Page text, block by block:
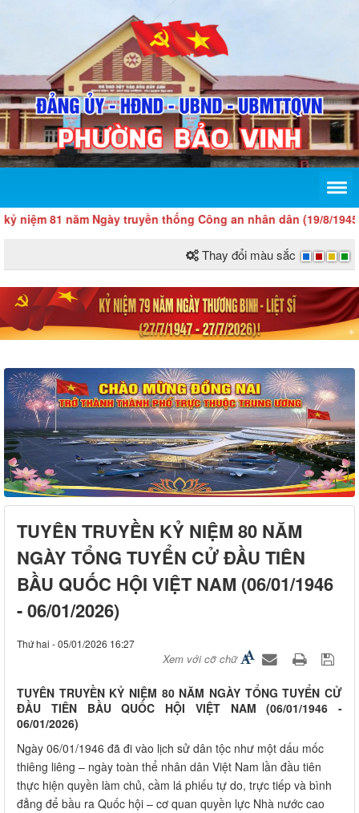
81 năm Ngày truyền thống Công an nhân dân (19/8/1945 -
Thay đổi màu sắc
TUYÊN TRUYỀN KỶ NIỆM 80 NĂM
NGÀY TỔNG TUYỂN CỬ ĐẦU TIÊN
BẦU QUỐC HỘI VIỆT NAM (06/01/1946
- 06/01/2026)
Thứ hai - 05/01/2026 16:27
Xem với cỡ chữ
TUYÊN TRUYỀN KỶ NIỆM 80 NĂM NGÀY TỔNG TUYỂN CỬ
ĐẦU TIÊN BẦU QUỐC HỘI VIỆT NAM (06/01/1946 -
06/01/2026)
Ngày 06/01/1946 đã đi vào lịch sử dân tộc như một dấu mốc
thiêng liêng – ngày toàn thể nhân dân Việt Nam lần đầu tiên
thực hiện quyền làm chủ, cầm lá phiếu tự do, trực tiếp và bình
đẳng để bầu ra Quốc hội – cơ quan quyền lực Nhà nước cao